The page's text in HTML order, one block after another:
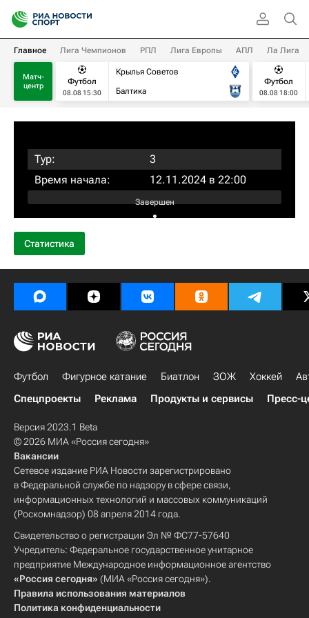
Главное Лига Чемпионов РПЛ Лига Европы АПЛ Ла Лига
Матч-
центр
Футбол
08.08 15:30
Крылья Советов
Балтика
Футбол
08.08 18:00
Тур:
3
Время начала:
12.11.2024 в 22:00
Завершен
:
Статистика
Футбол Фигурное катание Биатлон ЗОЖ Хоккей
Спецпроекты
Реклама Продукты и сервисы Пресс-
Версия 2023.1 Beta
© 2026 МИА «Россия сегодня»
Вакансии
Сетевое издание РИА Новости зарегистрировано
в Федеральной службе по надзору в сфере связи,
информационных технологий и массовых коммуникаций
(Роскомнадзор) 08 апреля 2014 года.
Свидетельство о регистрации Эл № ФС77-57640
Учредитель: Федеральное государственное унитарное
предприятие Международное информационное агентство
«Россия сегодня» (МИА «Россия сегодня»).
Правила использования материалов
Политика конфиденциальности